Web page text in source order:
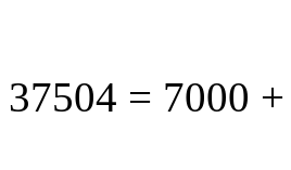
37504 = 7000